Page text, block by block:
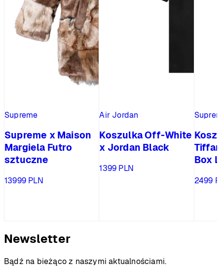
Supreme
Supreme x Maison
Margiela Futro
sztuczne
13999 PLN
Air Jordan
Koszulka Off-White
x Jordan Black
1399 PLN
Box
2499
Newsletter
Bądź na bieżąco z naszymi aktualnościami.